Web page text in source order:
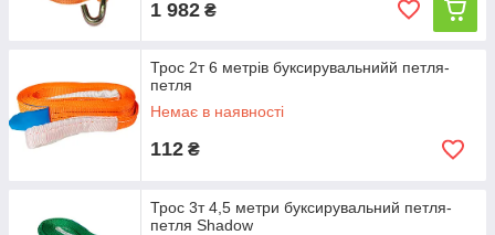
1 982 ₴
Трос 2т 6 метрів буксирувальнийй петля-
петля
Немає в наявності
112 ₴
Трос 3т 4,5 метри буксирувальний петля-
петля Shadow